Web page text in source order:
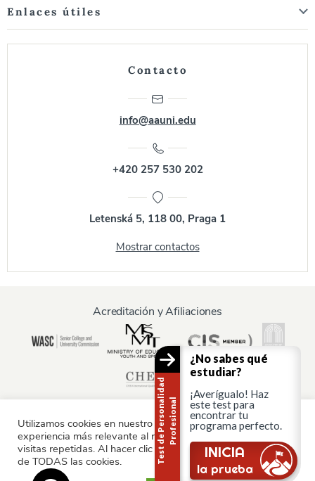
Enlaces útiles
Contacto
info@aauni.edu
+420 257 530 202
Letenská 5, 118 00, Praga 1
Mostrar contactos
Acreditación y Afiliaciones
Información para:
Padres y familia
Utilizamos cookies en nuestro sitio web para ofrecerle la
experiencia más relevante al recordar sus preferencias y
visitas repetidas. Al hacer clic en "Aceptar", consiente el uso
de TODAS las cookies.
T
e
s
t
d
e
P
e
r
s
o
n
al
i
d
a
d
P
r
o
f
e
s
i
o
n
al
¿No sabes qué
estudiar?
¡Averígualo! Haz
este test para
encontrar tu
programa perfecto.
INICIA
la prueba